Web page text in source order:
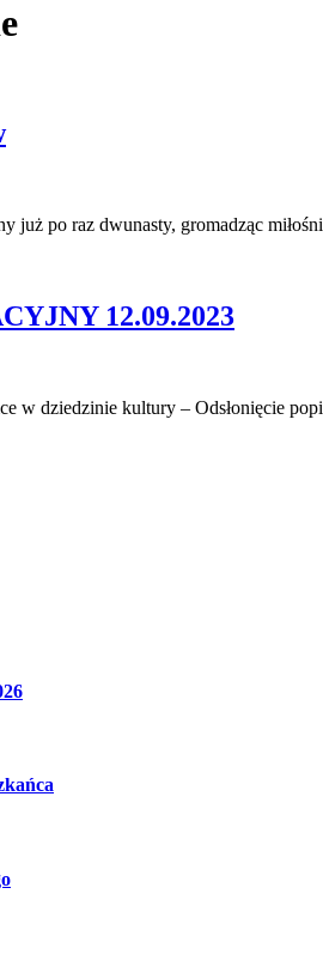
już po raz dwunasty, gromadząc
12.09.2023
w dziedzinie kultury – Odsłonięcie